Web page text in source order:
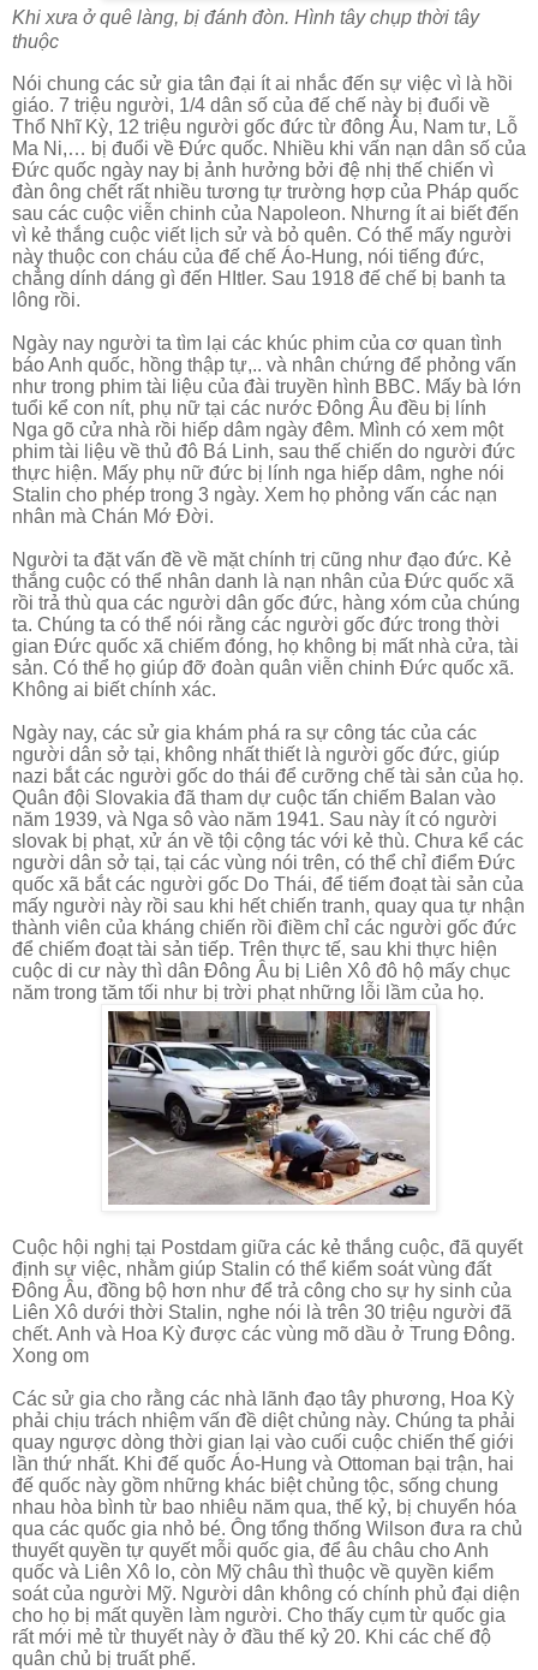
Khi xưa ở quê làng, bị đánh đòn. Hình tây chụp thời tây
thuộc
Nói chung các sử gia tân đại ít ai nhắc đến sự việc vì là hồi
giáo. 7 triệu người, 1/4 dân số của đế chế này bị đuổi về
Thổ Nhĩ Kỳ, 12 triệu người gốc đức từ đông Âu, Nam tư, Lỗ
Ma Ni,… bị đuổi về Đức quốc. Nhiều khi vấn nạn dân số của
Đức quốc ngày nay bị ảnh hưởng bởi đệ nhị thế chiến vì
đàn ông chết rất nhiều tương tự trường hợp của Pháp quốc
sau các cuộc viễn chinh của Napoleon. Nhưng ít ai biết đến
vì kẻ thắng cuộc viết lịch sử và bỏ quên. Có thể mấy người
này thuộc con cháu của đế chế Áo-Hung, nói tiếng đức,
chẳng dính dáng gì đến HItler. Sau 1918 đế chế bị banh ta
lông rồi.
Ngày nay người ta tìm lại các khúc phim của cơ quan tình
báo Anh quốc, hồng thập tự,.. và nhân chứng để phỏng vấn
như trong phim tài liệu của đài truyền hình BBC. Mấy bà lớn
tuổi kể con nít, phụ nữ tại các nước Đông Âu đều bị lính
Nga gõ cửa nhà rồi hiếp dâm ngày đêm. Mình có xem một
phim tài liệu về thủ đô Bá Linh, sau thế chiến do người đức
thực hiện. Mấy phụ nữ đức bị lính nga hiếp dâm, nghe nói
Stalin cho phép trong 3 ngày. Xem họ phỏng vấn các nạn
nhân mà Chán Mớ Đời.
Người ta đặt vấn đề về mặt chính trị cũng như đạo đức. Kẻ
thắng cuộc có thể nhân danh là nạn nhân của Đức quốc xã
rồi trả thù qua các người dân gốc đức, hàng xóm của chúng
ta. Chúng ta có thể nói rằng các người gốc đức trong thời
gian Đức quốc xã chiếm đóng, họ không bị mất nhà cửa, tài
sản. Có thể họ giúp đỡ đoàn quân viễn chinh Đức quốc xã.
Không ai biết chính xác.
Ngày nay, các sử gia khám phá ra sự công tác của các
người dân sở tại, không nhất thiết là người gốc đức, giúp
nazi bắt các người gốc do thái để cưỡng chế tài sản của họ.
Quân đội Slovakia đã tham dự cuộc tấn chiếm Balan vào
năm 1939, và Nga sô vào năm 1941. Sau này ít có người
slovak bị phạt, xử án về tội cộng tác với kẻ thù. Chưa kể các
người dân sở tại, tại các vùng nói trên, có thể chỉ điểm Đức
quốc xã bắt các người gốc Do Thái, để tiếm đoạt tài sản của
mấy người này rồi sau khi hết chiến tranh, quay qua tự nhận
thành viên của kháng chiến rồi điềm chỉ các người gốc đức
để chiếm đoạt tài sản tiếp. Trên thực tế, sau khi thực hiện
cuộc di cư này thì dân Đông Âu bị Liên Xô đô hộ mấy chục
năm trong tăm tối như bị trời phạt những lỗi lầm của họ.
Cuộc hội nghị tại Postdam giữa các kẻ thắng cuộc, đã quyết
định sự việc, nhằm giúp Stalin có thể kiểm soát vùng đất
Đông Âu, đồng bộ hơn như để trả công cho sự hy sinh của
Liên Xô dưới thời Stalin, nghe nói là trên 30 triệu người đã
chết. Anh và Hoa Kỳ được các vùng mõ dầu ở Trung Đông.
Xong om
Các sử gia cho rằng các nhà lãnh đạo tây phương, Hoa Kỳ
phải chịu trách nhiệm vấn đề diệt chủng này. Chúng ta phải
quay ngược dòng thời gian lại vào cuối cuộc chiến thế giới
lần thứ nhất. Khi đế quốc Áo-Hung và Ottoman bại trận, hai
đế quốc này gồm những khác biệt chủng tộc, sống chung
nhau hòa bình từ bao nhiêu năm qua, thế kỷ, bị chuyển hóa
qua các quốc gia nhỏ bé. Ông tổng thống Wilson đưa ra chủ
thuyết quyền tự quyết mỗi quốc gia, để âu châu cho Anh
quốc và Liên Xô lo, còn Mỹ châu thì thuộc về quyền kiểm
soát của người Mỹ. Người dân không có chính phủ đại diện
cho họ bị mất quyền làm người. Cho thấy cụm từ quốc gia
rất mới mẻ từ thuyết này ở đầu thế kỷ 20. Khi các chế độ
quân chủ bị truất phế.